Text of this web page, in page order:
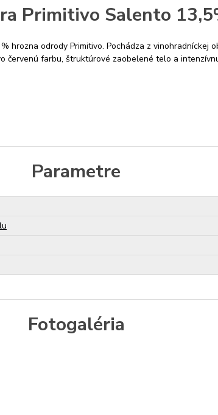
Primitivo Salento
hrozna odrody Primitivo. Pochádza z vinohradníckej
červenú farbu, štruktúrové zaobelené telo a
Parametre
Fotogaléria